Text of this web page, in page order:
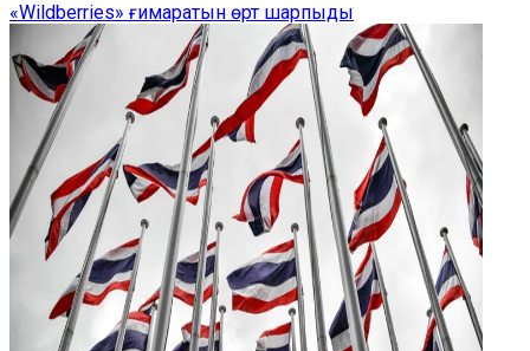
«Wildberries» ғимаратын өрт шарпыды